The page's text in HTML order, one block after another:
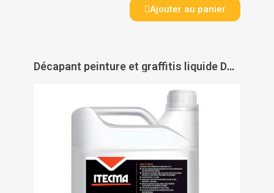
Ajouter au panier
Décapant peinture et graffitis liquide DKP VG L - ITECMA